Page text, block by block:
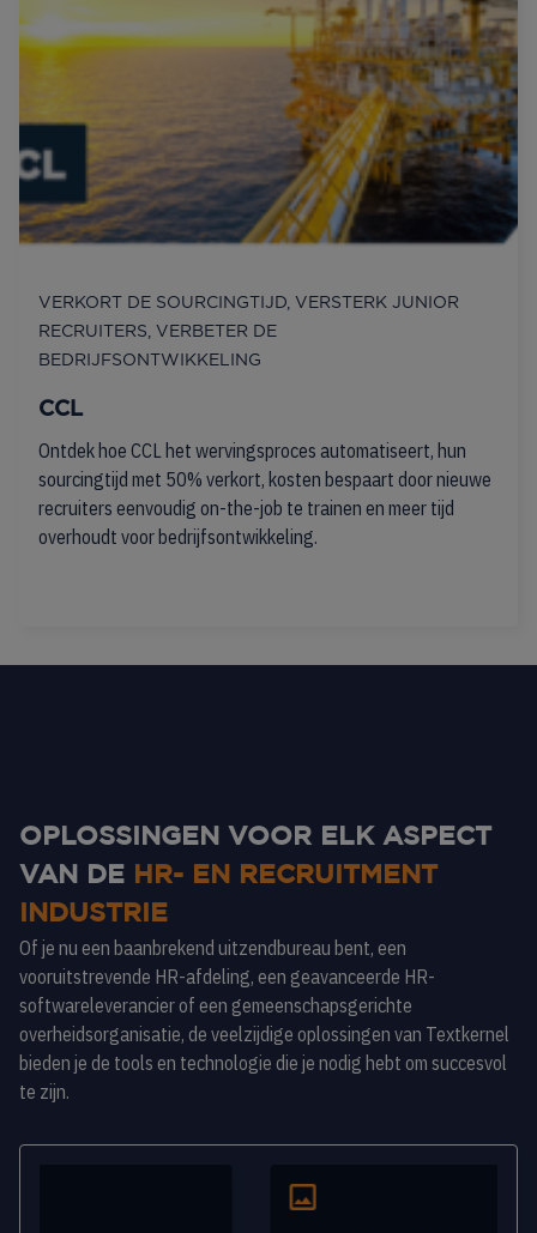
VERKORT DE SOURCINGTIJD, VERSTERK JUNIOR
RECRUITERS, VERBETER DE
BEDRIJFSONTWIKKELING
CCL
Ontdek hoe CCL het wervingsproces automatiseert, hun
sourcingtijd met 50% verkort, kosten bespaart door nieuwe
recruiters eenvoudig on-the-job te trainen en meer tijd
overhoudt voor bedrijfsontwikkeling.
OPLOSSINGEN VOOR ELK ASPECT
VAN DE HR- EN RECRUITMENT
INDUSTRIE
Of je nu een baanbrekend uitzendbureau bent, een
vooruitstrevende HR-afdeling, een geavanceerde HR-
softwareleverancier of een gemeenschapsgerichte
overheidsorganisatie, de veelzijdige oplossingen van Textkernel
bieden je de tools en technologie die je nodig hebt om succesvol
te zijn.